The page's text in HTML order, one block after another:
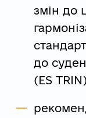
змін до
до
(ES